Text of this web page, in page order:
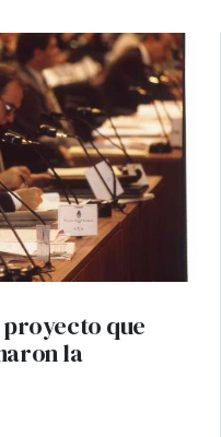
que
la